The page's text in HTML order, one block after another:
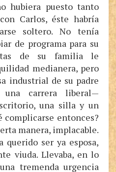
hubiera puesto tanto
Carlos, éste habría
soltero. No tenía
de programa para su
de su familia le
medianera, pero
industrial de su padre
carrera liberal—
una silla y un
complicarse entonces?
manera, implacable.
querido ser ya esposa,
viuda. Llevaba, en lo
tremenda urgencia